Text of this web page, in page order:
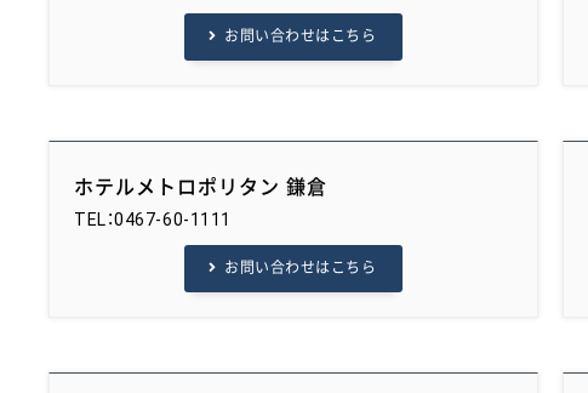
お問い合わせはこちら
ホテルメトロポリタン 鎌倉
TEL：0467-60-1111
お問い合わせはこちら